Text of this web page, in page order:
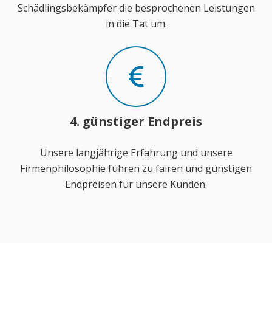
Schädlingsbekämpfer die besprochenen Leistungen
in die Tat um.
4. günstiger Endpreis
Unsere langjährige Erfahrung und unsere
Firmenphilosophie führen zu fairen und günstigen
Endpreisen für unsere Kunden.